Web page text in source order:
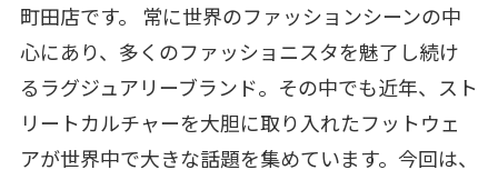
町田店です。 常に世界のファッションシーンの中
心にあり、多くのファッショニスタを魅了し続け
るラグジュアリーブランド。その中でも近年、スト
リートカルチャーを大胆に取り入れたフットウェ
アが世界中で大きな話題を集めています。今回は、